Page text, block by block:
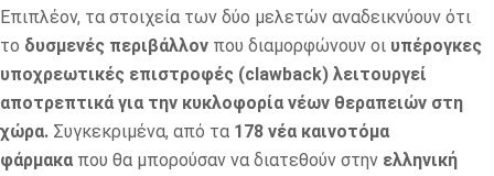
Επιπλέον, τα στοιχεία των δύο μελετών αναδεικνύουν ότι
το δυσμενές περιβάλλον που διαμορφώνουν οι υπέρογκες
υποχρεωτικές επιστροφές (clawback) λειτουργεί
αποτρεπτικά για την κυκλοφορία νέων θεραπειών στη
χώρα. Συγκεκριμένα, από τα 178 νέα καινοτόμα
φάρμακα που θα μπορούσαν να διατεθούν στην ελληνική